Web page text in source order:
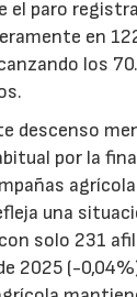
el paro
en
los
descenso
por la
una
solo 231
2025 (-